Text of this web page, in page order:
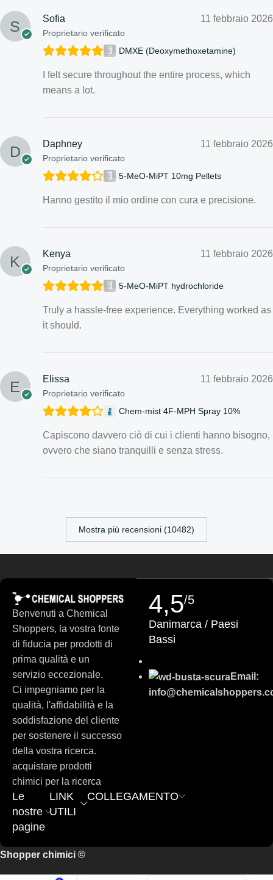
Sofia
Proprietario verificato
11 febbraio 2026
DMXE (Deoxymethoxetamine)
I felt secure throughout the entire process, which
means a lot.
Daphney
Proprietario verificato
11 febbraio 2026
5-MeO-MiPT 10mg Pellets
Hanno gestito il mio ordine con cura e precisione.
Kenya
Proprietario verificato
11 febbraio 2026
5-MeO-MiPT hydrochloride
Truly a hassle-free experience. Everything worked as
it should.
Elissa
Proprietario verificato
11 febbraio 2026
Chem-mist 4F-MPH Spray 10%
Capiscono davvero ciò di cui i clienti hanno bisogno,
ovvero che siano tranquilli e senza stress.
Mostra più recensioni (10482)
Benvenuti a Chemical
Shoppers, la vostra fonte
di fiducia per prodotti di
prima qualità e un
servizio eccezionale.
Ci impegniamo per la
qualità, l'affidabilità e la
soddisfazione del cliente
per sostenere il successo
della vostra ricerca.
acquistare prodotti
chimici per la ricerca
Le
nostre
pagine
LINK
UTILI
COLLEGAMENTO
4,5/5
Danimarca / Paesi
Bassi
Email:
Shopper chimici ©
Portuguese
Slovenian
Swedish
Danish
Estonian